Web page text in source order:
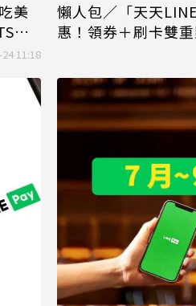
美
回
11:18
懶人包／「天天
惠！領券＋刷卡雙